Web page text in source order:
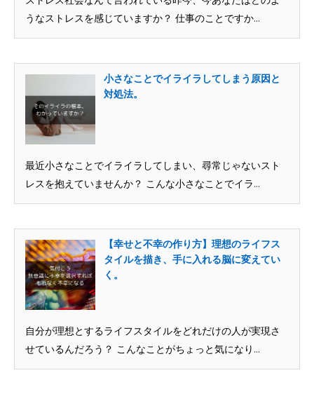
うなストレスを感じていますか？ 仕事のことですか...
小さなことでイライラしてしまう原因と
対処法。
最近小さなことでイライラしてしまい、尋常じゃないスト
レスを抱えていませんか？ こんな小さなことでイラ...
【幸せと不幸の作り方】理想のライフス
タイルを描き、手に入れる脳に変えてい
く。
自分が理想とするライフスタイルをどれだけの人が実現さ
せているんだろう？ こんなことがちょっと気になり...